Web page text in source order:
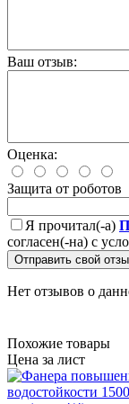
Ваш отзыв:
Оценка:
Защита от роботов
Я прочитал(-а)
согласен(-на) с
Отправить свой
Нет отзывов о
Похожие товары
Цена за лист